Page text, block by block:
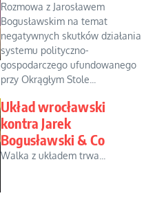
Rozmowa z Jarosławem
Bogusławskim na temat
negatywnych skutków działania
systemu polityczno-
gospodarczego ufundowanego
przy Okrągłym Stole...
Układ wrocławski
kontra Jarek
Bogusławski & Co
Walka z układem trwa...